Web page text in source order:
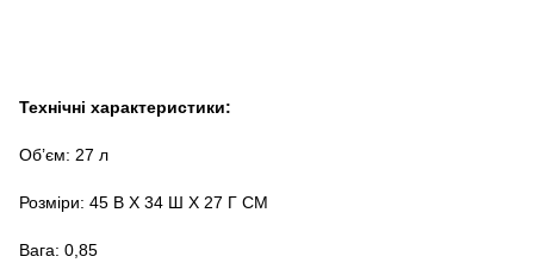
Технічні характеристики:
Об’єм: 27 л
Розміри: 45 В X 34 Ш X 27 Г СМ
Вага: 0,85